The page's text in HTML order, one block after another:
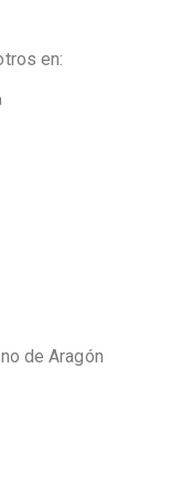
en:
de Aragón